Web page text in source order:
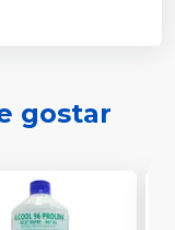
gostar